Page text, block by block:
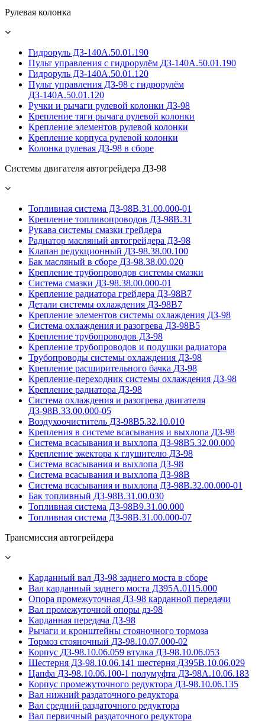
Рулевая колонка
Гидроруль ДЗ-140А.50.01.190
Пульт управления с гидрорулём ДЗ-140А.50.01.190
Гидроруль ДЗ-140А.50.01.120
Пульт управления ДЗ-98 с гидрорулём
ДЗ-140А.50.01.120
Ручки и рычаги рулевой колонки ДЗ-98
Крепление тяги рычага рулевой колонки
Крепление элементов рулевой колонки
Крепление корпуса рулевой колонки
Колонка рулевая ДЗ-98 в сборе
Системы двигателя автогрейдера ДЗ-98
Топливная система ДЗ-98В.31.00.000-01
Крепление топливопроводов ДЗ-98В.31
Рукава системы смазки грейдера
Радиатор масляный автогрейдера ДЗ-98
Клапан редукционный ДЗ-98.38.00.100
Бак масляный в сборе ДЗ-98.38.00.020
Крепление трубопроводов системы смазки
Система смазки ДЗ-98.38.00.000-01
Крепление радиатора грейдера ДЗ-98В7
Детали системы охлаждения ДЗ-98В7
Крепление элементов системы охлаждения ДЗ-98
Система охлаждения и разогрева ДЗ-98В5
Крепление трубопроводов ДЗ-98
Крепление трубопроводов и подушки радиатора
Трубопроводы системы охлаждения ДЗ-98
Крепление расширительного бачка ДЗ-98
Крепление-переходник системы охлаждения ДЗ-98
Крепление радиатора ДЗ-98
Система охлаждения и разогрева двигателя
ДЗ-98В.33.00.000-05
Воздухоочиститель ДЗ-98В5.32.10.010
Крепления в системе всасывания и выхлопа ДЗ-98
Система всасывания и выхлопа ДЗ-98В5.32.00.000
Крепление эжектора к глушителю ДЗ-98
Система всасывания и выхлопа ДЗ-98
Система всасывания и выхлопа ДЗ-98В
Система всасывания и выхлопа ДЗ-98В.32.00.000-01
Бак топливный ДЗ-98В.31.00.030
Топливная система ДЗ-98В9.31.00.000
Топливная система ДЗ-98В.31.00.000-07
Трансмиссия автогрейдера
Карданный вал ДЗ-98 заднего моста в сборе
Вал карданный заднего моста Д395А.0115.000
Опора промежуточная ДЗ-98 карданной передачи
Вал промежуточной опоры дз-98
Карданная передача ДЗ-98
Рычаги и кронштейны стояночного тормоза
Тормоз стояночный ДЗ-98.10.07.000-02
Корпус ДЗ-98.10.06.059 втулка ДЗ-98.10.06.053
Шестерня ДЗ-98.10.06.141 шестерня Д395В.10.06.029
Цапфа ДЗ-98.10.06.100-1 полумуфта ДЗ-98А.10.06.183
Корпус промежуточного редуктора ДЗ-98.10.06.135
Вал нижний раздаточного редуктора
Вал средний раздаточного редуктора
Вал первичный раздаточного редуктора